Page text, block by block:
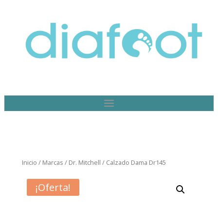
Inicio / Marcas / Dr. Mitchell / Calzado Dama Dr145
¡Oferta!